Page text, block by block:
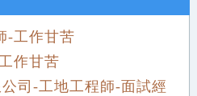
-工作甘苦
作甘苦
司-工地工程師-面試經